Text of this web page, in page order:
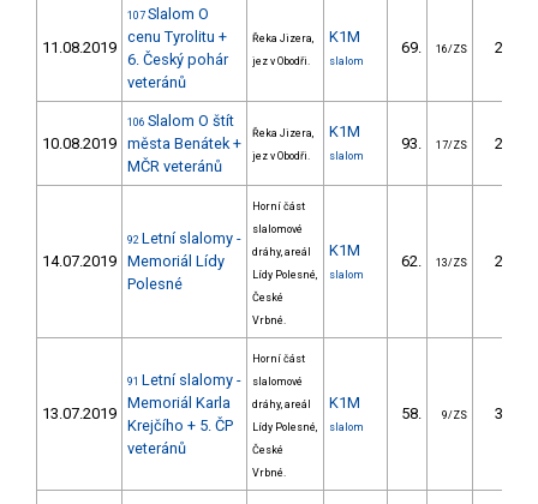
11.08.2019
107 Slalom O
cenu Tyrolitu +
6. Český pohár
veteránů
Řeka Jizera,
jez v Obodři.
K1M
slalom
69. 16/ZS 23.11
10.08.2019
106 Slalom O štít
města Benátek +
MČR veteránů
Řeka Jizera,
jez v Obodři.
K1M
slalom
93. 17/ZS 29.75
14.07.2019
92 Letní slalomy -
Memoriál Lídy
Polesné
Horní část
slalomové
dráhy, areál
Lídy Polesné,
České
Vrbné.
K1M
slalom
62. 13/ZS 23.70
13.07.2019
91 Letní slalomy -
Memoriál Karla
Krejčího + 5. ČP
veteránů
Horní část
slalomové
dráhy, areál
Lídy Polesné,
České
Vrbné.
K1M
slalom
58. 9/ZS 30.79